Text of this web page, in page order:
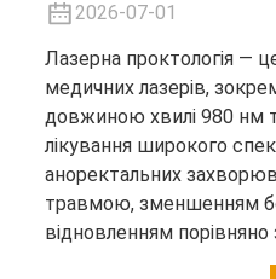
2026-07-01
Лазерна проктологія —
медичних лазерів,
довжиною хвилі 980 нм
лікування широкого
аноректальних
травмою, зменшенням
відновленням порівняно